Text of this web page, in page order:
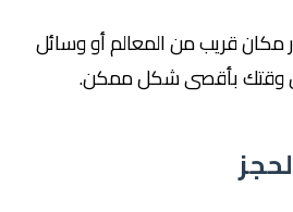
مكان قريب من المعالم أو وسائل
وقتك بأقصى شكل ممكن.